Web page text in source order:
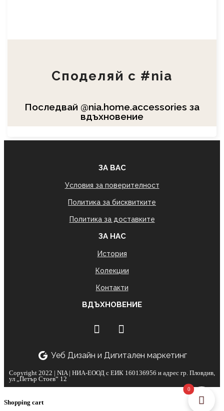
Споделяй с #nia
Последвай @nia.home.accessories​ за
вдъхновение
ЗА ВАС
Условия за поверителност
Политика за бисквитките
Политика за доставките
ЗА НАС
История
Колекции
Контакти
ВДЪХНОВЕНИЕ
Уеб Дизайн и Дигитален маркетинг
Copyright 2022 | NIA | НИА-ЕООД с ЕИК 160136956 и адрес гр. Пловдив,
ул „Петър Стоев“ 12
0
Shopping cart